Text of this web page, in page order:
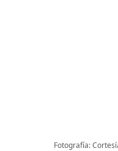
Fotografía: